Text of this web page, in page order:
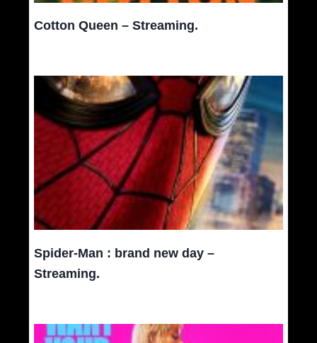
Cotton Queen – Streaming.
Spider-Man : brand new day –
Streaming.